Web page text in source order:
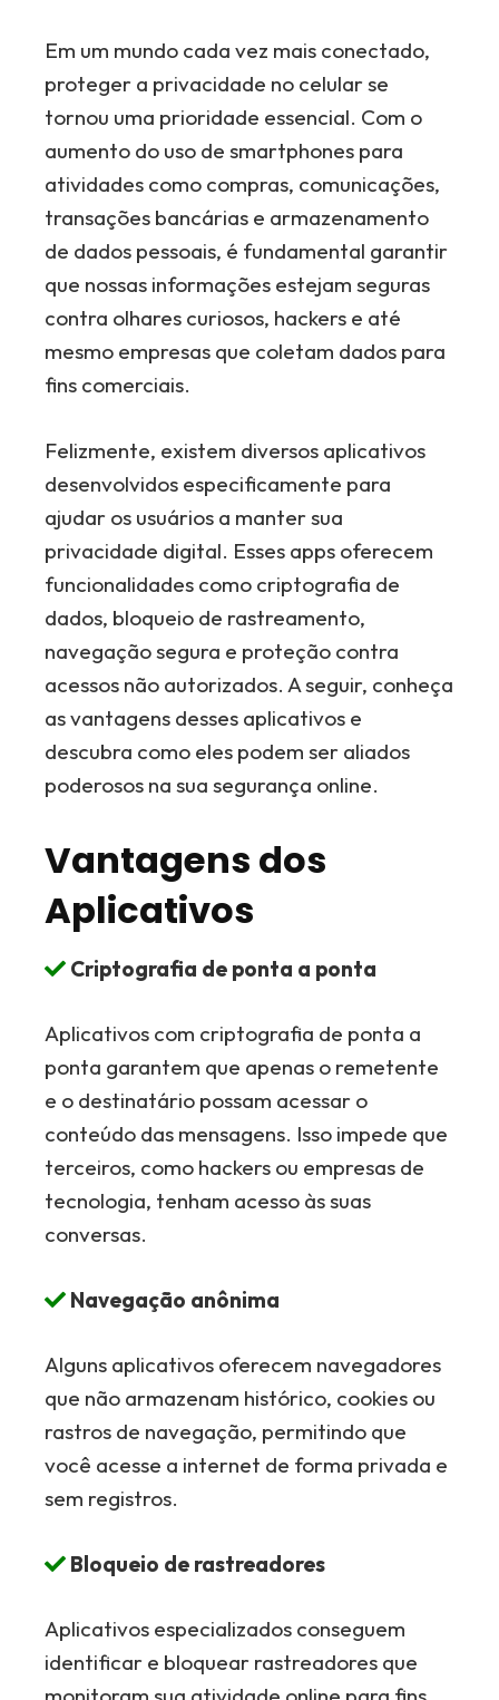
Em um mundo cada vez mais conectado,
proteger a privacidade no celular se
tornou uma prioridade essencial. Com o
aumento do uso de smartphones para
atividades como compras, comunicações,
transações bancárias e armazenamento
de dados pessoais, é fundamental garantir
que nossas informações estejam seguras
contra olhares curiosos, hackers e até
mesmo empresas que coletam dados para
fins comerciais.
Felizmente, existem diversos aplicativos
desenvolvidos especificamente para
ajudar os usuários a manter sua
privacidade digital. Esses apps oferecem
funcionalidades como criptografia de
dados, bloqueio de rastreamento,
navegação segura e proteção contra
acessos não autorizados. A seguir, conheça
as vantagens desses aplicativos e
descubra como eles podem ser aliados
poderosos na sua segurança online.
Vantagens dos
Aplicativos
Criptografia de ponta a ponta
Aplicativos com criptografia de ponta a
ponta garantem que apenas o remetente
e o destinatário possam acessar o
conteúdo das mensagens. Isso impede que
terceiros, como hackers ou empresas de
tecnologia, tenham acesso às suas
conversas.
Navegação anônima
Alguns aplicativos oferecem navegadores
que não armazenam histórico, cookies ou
rastros de navegação, permitindo que
você acesse a internet de forma privada e
sem registros.
Bloqueio de rastreadores
Aplicativos especializados conseguem
identificar e bloquear rastreadores que